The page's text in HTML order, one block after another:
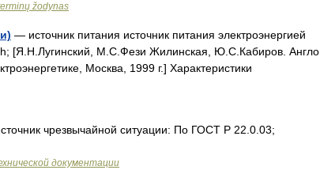
žodynas
— источник питания источник питания электроэнергией
[Я.Н.Лугинский, М.С.Фези Жилинская, Ю.С.Кабиров. Англо
Москва, 1999 г.] Характеристики
чрезвычайной ситуации: По ГОСТ Р 22.0.03;
документации